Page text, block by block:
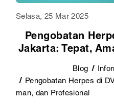
Selasa, 25 Mar 2025
Pengobatan
Jakarta: Tepat,
Blog
Pengobatan Herpes di
man, dan Profesional